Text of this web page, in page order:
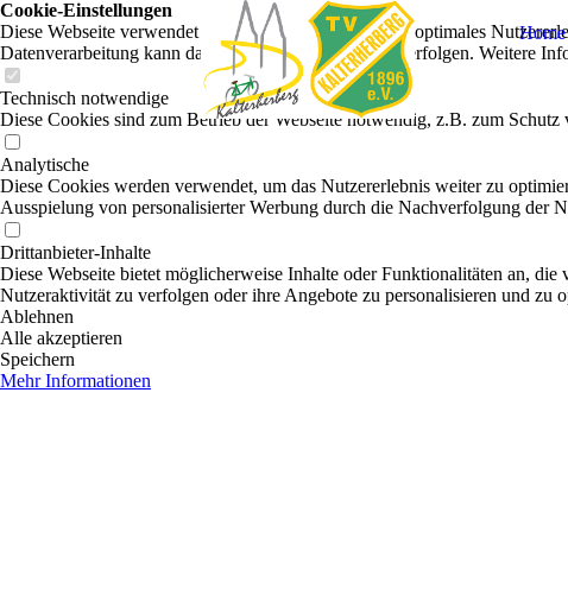
Home
Cookie-Einstellungen
Diese Webseite verwendet Cookies, um Besuchern ein optimales
Datenverarbeitung kann dann auch in einem Drittland erfolgen. Weitere
Technisch notwendige
Diese Cookies sind zum Betrieb der Webseite notwendig, z.B. zum
Analytische
Diese Cookies werden verwendet, um das Nutzererlebnis weiter zu
Ausspielung von personalisierter Werbung durch die Nachverfolgung der
Drittanbieter-Inhalte
Diese Webseite bietet möglicherweise Inhalte oder Funktionalitäten an,
Nutzeraktivität zu verfolgen oder ihre Angebote zu personalisieren und zu
Ablehnen
Alle akzeptieren
Speichern
Mehr Informationen